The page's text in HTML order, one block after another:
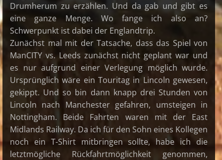
Drumherum zu erzählen. Und da gab und gibt es
eine ganze Menge. Wo fange ich also an?
Schwerpunkt ist dabei der Englandtrip.
Zunächst mal mit der Tatsache, dass das Spiel von
ManCITY vs. Leeds zunächst nicht geplant war und
es nur aufgrund einer Verlegung möglich wurde.
Ursprünglich wäre ein Touritag in Lincoln gewesen,
gekippt. Und so bin dann knapp drei Stunden von
Lincoln nach Manchester gefahren, umsteigen in
Nottingham. Beide Fahrten waren mit der East
Midlands Railway. Da ich für den Sohn eines Kollegen
noch ein T-Shirt mitbringen sollte, habe ich die
letztmögliche Rückfahrtmöglichkeit genommen,